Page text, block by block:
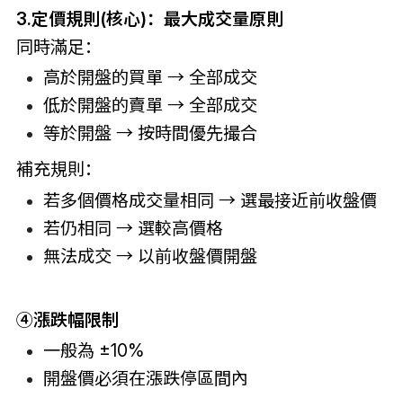
3.定價規則(核心)： 最大成交量原則
同時滿足：
高於開盤的買單 → 全部成交
低於開盤的賣單 → 全部成交
等於開盤 → 按時間優先撮合
補充規則：
若多個價格成交量相同 → 選最接近前收盤價
若仍相同 → 選較高價格
無法成交 → 以前收盤價開盤
④漲跌幅限制
一般為 ±10%
開盤價必須在漲跌停區間內